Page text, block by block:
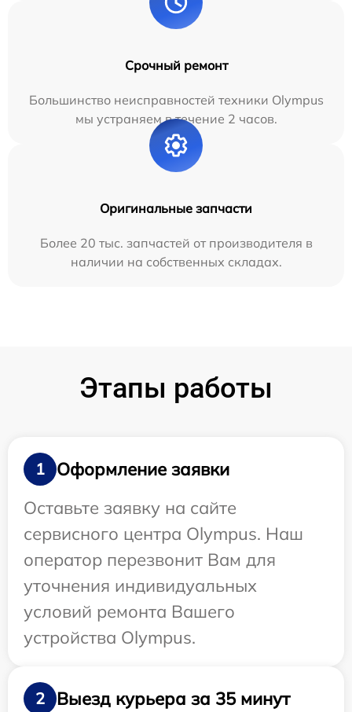
Срочный ремонт
Большинство неисправностей техники Olympus
мы устраняем в течение 2 часов.
Оригинальные запчасти
Более 20 тыс. запчастей от производителя в
наличии на собственных складах.
Этапы работы
1
Оформление заявки
Оставьте заявку на сайте
сервисного центра Olympus. Наш
оператор перезвонит Вам для
уточнения индивидуальных
условий ремонта Вашего
устройства Olympus.
2
Выезд курьера за 35 минут